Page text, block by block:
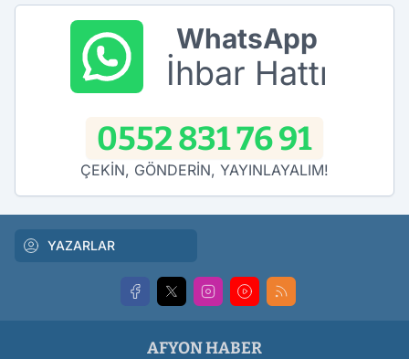
WhatsApp
İhbar Hattı
0552 831 76 91
ÇEKİN, GÖNDERİN, YAYINLAYALIM!
YAZARLAR
AFYON HABER